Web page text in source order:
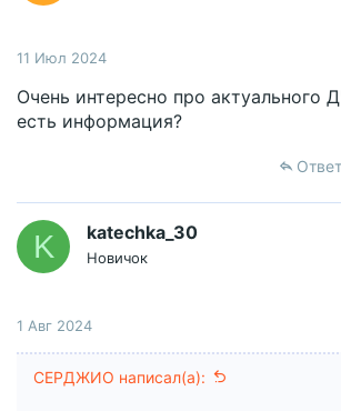
11 Июл 2024
Очень интересно про актуального
есть информация?
K katechka_30
Новичок
1 Авг 2024
СЕРДЖИО написал(а):